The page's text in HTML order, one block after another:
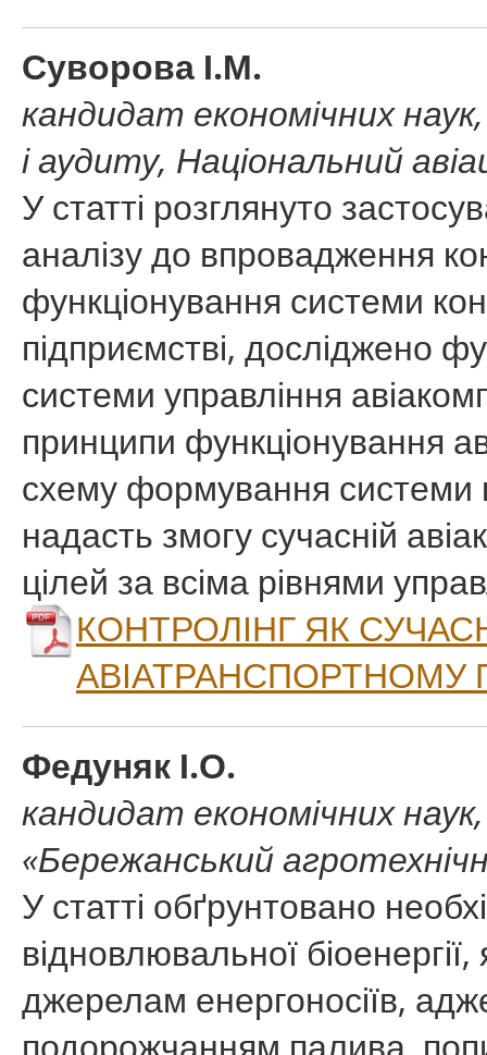
Суворова І.М.
кандидат економічних
і аудиту, Національний
У статті розглянуто
аналізу до впровадження
функціонування системи
підприємстві, досліджено
системи управління
принципи функціонування
схему формування системи
надасть змогу сучасній
цілей за всіма рівнями
КОНТРОЛІНГ ЯК
АВІАТРАНСПОРТНОМУ
Федуняк І.О.
кандидат економічних
«Бережанський
У статті обґрунтовано
відновлювальної
джерелам енергоносіїв,